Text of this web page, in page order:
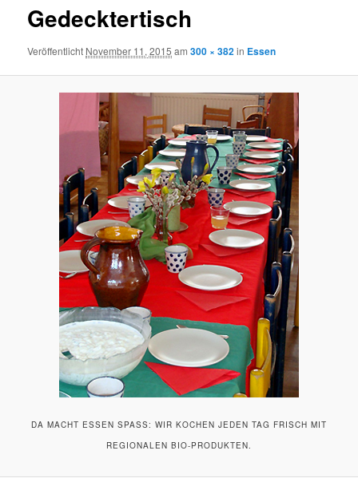
Gedecktertisch
Veröffentlicht November 11, 2015 am300 × 382in Essen
DA MACHT ESSEN SPASS: WIR KOCHEN JEDEN TAG FRISCH MIT R
EGIONALEN BIO-PRODUKTEN.